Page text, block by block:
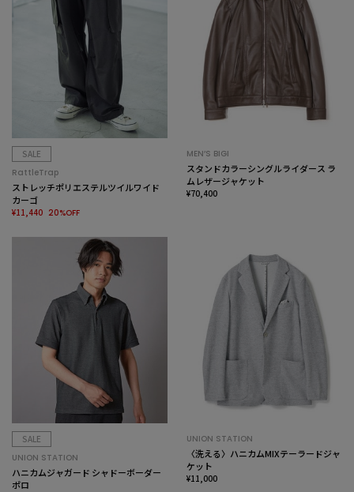
SALE
RattleTrap
ストレッチポリエステルツイルワイド
カーゴ
¥11,440 20%OFF
MEN’S BIGI
スタンドカラーシングルライダース ラ
ムレザージャケット
¥70,400
SALE
UNION STATION
ハニカムジャガード シャドーボーダー
ポロ
UNION STATION
〈洗える〉ハニカムMIXテーラードジャ
ケット
¥11,000